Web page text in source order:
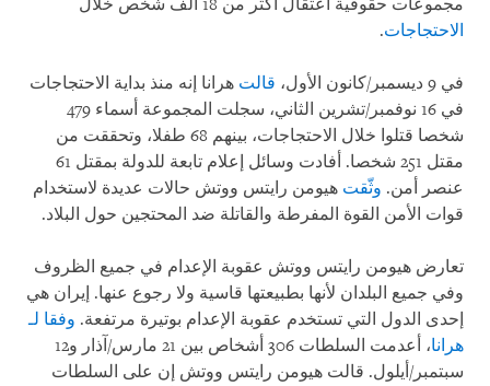
مجموعات حقوقية اعتقال أكثر من 18 ألف شخص خلال
الاحتجاجات.
في 9 ديسمبر/كانون الأول، قالت هرانا إنه منذ بداية الاحتجاجات
في 16 نوفمبر/تشرين الثاني، سجلت المجموعة أسماء 479
شخصا قتلوا خلال الاحتجاجات، بينهم 68 طفلا، وتحققت من
مقتل 251 شخصا. أفادت وسائل إعلام تابعة للدولة بمقتل 61
عنصر أمن. وثّقت هيومن رايتس ووتش حالات عديدة لاستخدام
قوات الأمن القوة المفرطة والقاتلة ضد المحتجين حول البلاد.
تعارض هيومن رايتس ووتش عقوبة الإعدام في جميع الظروف
وفي جميع البلدان لأنها بطبيعتها قاسية ولا رجوع عنها. إيران هي
إحدى الدول التي تستخدم عقوبة الإعدام بوتيرة مرتفعة. وفقا لـ
هرانا
، أعدمت السلطات 306 أشخاص بين 21 مارس/آذار و12
سبتمبر/أيلول. قالت هيومن رايتس ووتش إن على السلطات